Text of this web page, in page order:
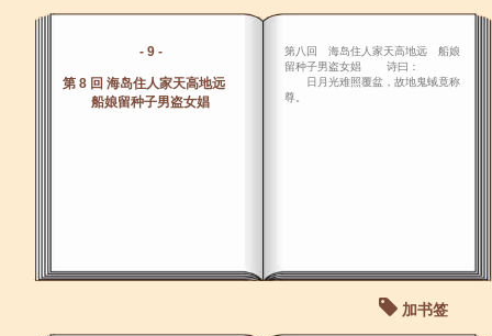
- 9 -
第 8 回 海岛住人家天高地远
船娘留种子男盗女娼
第八回 海岛住人家天高地远 船娘
留种子男盗女娼 诗曰：
日月光难照覆盆，故地鬼蜮竟称
尊。
加书签